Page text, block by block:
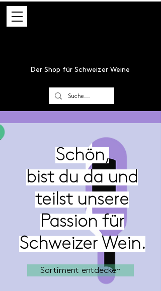
Der Shop für Schweizer Weine
Schön,
bist du da und
teilst unsere
Passion für
Schweizer Wein.
Sortiment entdecken